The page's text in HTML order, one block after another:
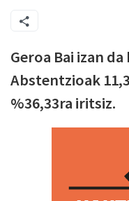
Geroa Bai izan
Abstentzioak
%36,33ra iritsiz.